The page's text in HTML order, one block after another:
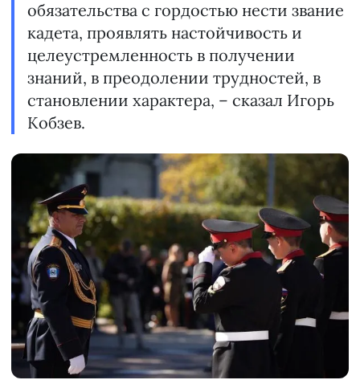
обязательства с гордостью нести звание
кадета, проявлять настойчивость и
целеустремленность в получении
знаний, в преодолении трудностей, в
становлении характера, – сказал Игорь
Кобзев.